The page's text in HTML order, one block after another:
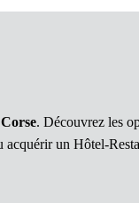
. Découvrez les
acquérir un Hôtel-